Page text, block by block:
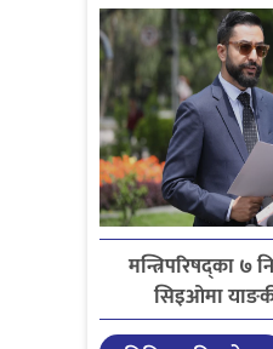
मन्त्रिपरिषद्का ७
सिइओमा